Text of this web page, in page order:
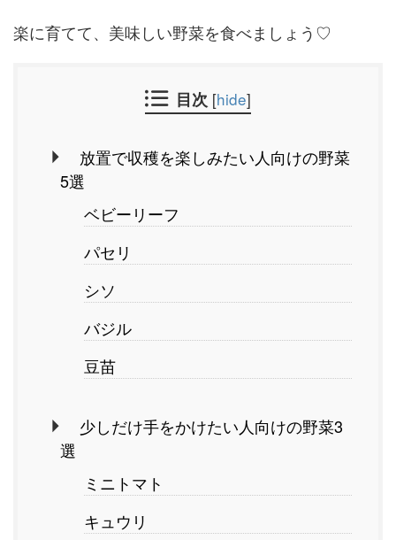
楽に育てて、美味しい野菜を食べましょう♡
目次 [hide]
放置で収穫を楽しみたい人向けの野菜
5選
ベビーリーフ
パセリ
シソ
バジル
豆苗
少しだけ手をかけたい人向けの野菜3
選
ミニトマト
キュウリ